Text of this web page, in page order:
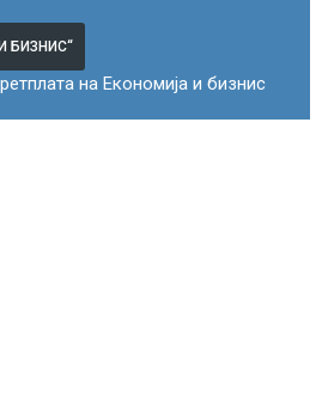
БИЗНИС“
на Економија и бизнис